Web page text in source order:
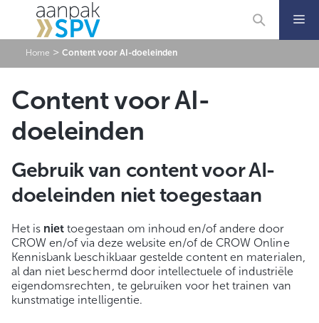
inhoudHome >Content voor AI-doeleinden
Content voor AI-
doeleinden
Gebruik van content voor AI-
doeleinden niet toegestaan
Het is niettoegestaan om inhoud en/of andere door
CROW en/of via deze website en/of de CROW Online
Kennisbank beschikbaar gestelde content en materialen,
al dan niet beschermd door intellectuele of industriële
eigendomsrechten, te gebruiken voor het trainen van
kunstmatige intelligentie.